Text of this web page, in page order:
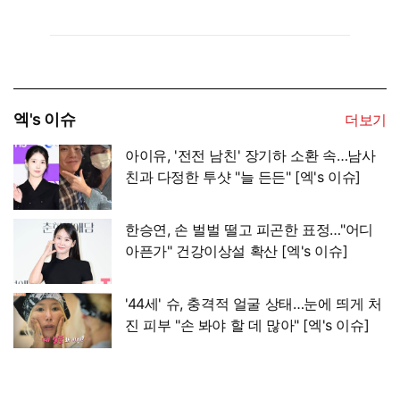
엑's 이슈
더보기
아이유, '전전 남친' 장기하 소환 속…남사
친과 다정한 투샷 "늘 든든" [엑's 이슈]
한승연, 손 벌벌 떨고 피곤한 표정…"어디
아픈가" 건강이상설 확산 [엑's 이슈]
'44세' 슈, 충격적 얼굴 상태…눈에 띄게 처
진 피부 "손 봐야 할 데 많아" [엑's 이슈]